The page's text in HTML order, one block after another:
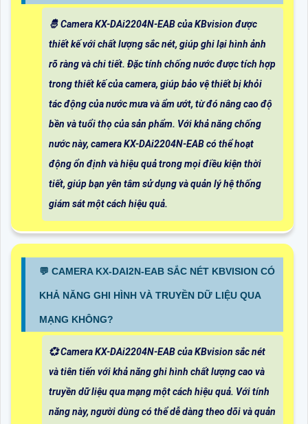
🤴 Camera KX-DAi2204N-EAB của KBvision được
thiết kế với chất lượng sắc nét, giúp ghi lại hình ảnh
rõ ràng và chi tiết. Đặc tính chống nước được tích hợp
trong thiết kế của camera, giúp bảo vệ thiết bị khỏi
tác động của nước mưa và ẩm ướt, từ đó nâng cao độ
bền và tuổi thọ của sản phẩm. Với khả năng chống
nước này, camera KX-DAi2204N-EAB có thể hoạt
động ổn định và hiệu quả trong mọi điều kiện thời
tiết, giúp bạn yên tâm sử dụng và quản lý hệ thống
giám sát một cách hiệu quả.
️💬 CAMERA KX-DAI2N-EAB SẮC NÉT KBVISION CÓ
KHẢ NĂNG GHI HÌNH VÀ TRUYỀN DỮ LIỆU QUA
MẠNG KHÔNG?
💞 Camera KX-DAi2204N-EAB của KBvision sắc nét
và tiên tiến với khả năng ghi hình chất lượng cao và
truyền dữ liệu qua mạng một cách hiệu quả. Với tính
năng này, người dùng có thể dễ dàng theo dõi và quản